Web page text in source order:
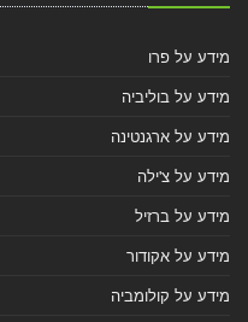
מידע על פרו
מידע על בוליביה
מידע על ארגנטינה
מידע על צ'ילה
מידע על ברזיל
מידע על אקודור
מידע על קולומביה